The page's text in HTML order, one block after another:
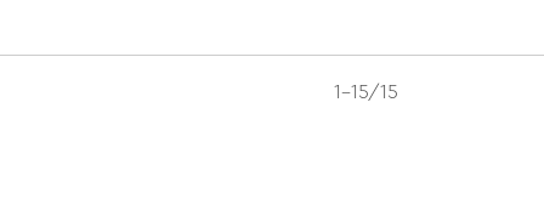
1-15/15